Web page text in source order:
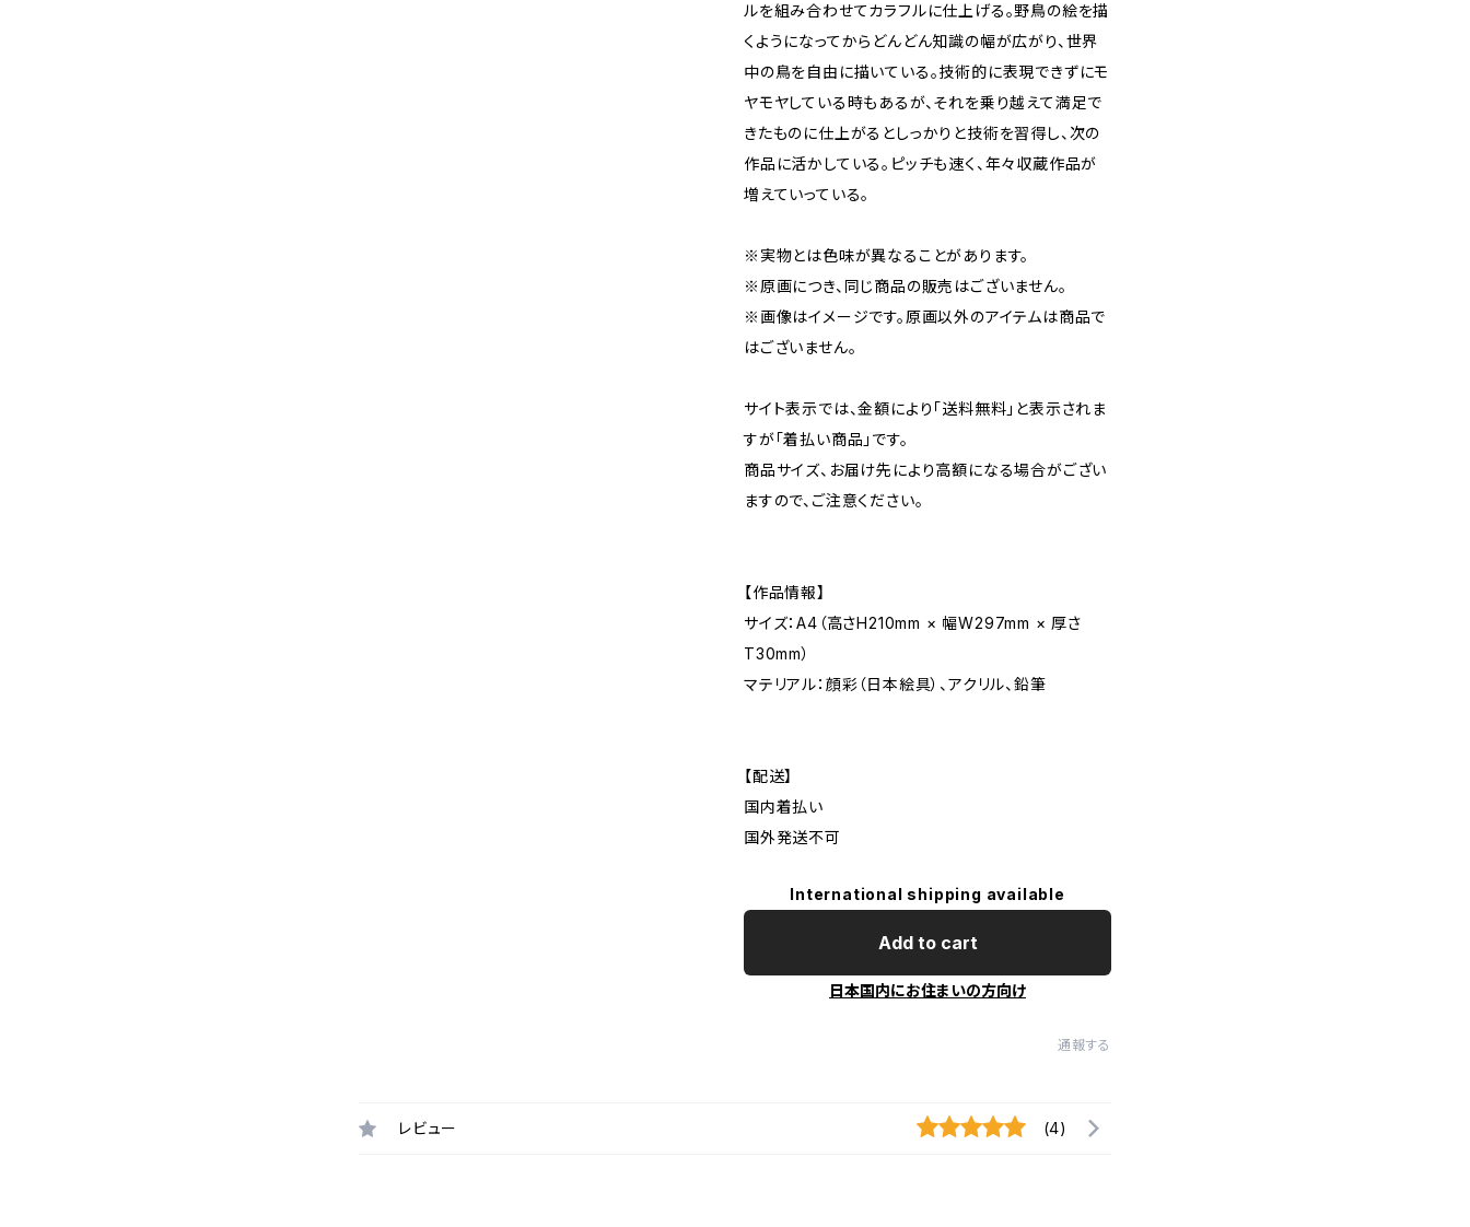
ルを組み合わせてカラフルに仕上げる。野鳥の絵を描
くようになってからどんどん知識の幅が広がり、世界
中の鳥を自由に描いている。技術的に表現できずにモ
ヤモヤしている時もあるが、それを乗り越えて満足で
きたものに仕上がるとしっかりと技術を習得し、次の
作品に活かしている。ピッチも速く、年々収蔵作品が
増えていっている。
※実物とは色味が異なることがあります。
※原画につき、同じ商品の販売はございません。
※画像はイメージです。原画以外のアイテムは商品で
はございません。
サイト表示では、金額により「送料無料」と表示されま
すが「着払い商品」です。
商品サイズ、お届け先により高額になる場合がござい
ますので、ご注意ください。
【作品情報】
サイズ：A4（高さH210mm × 幅W297mm × 厚さ
T30mm）
マテリアル：顔彩（日本絵具）、アクリル、鉛筆
【配送】
国内着払い
国外発送不可
International shipping available
Add to cart
日本国内にお住まいの方向け
通報する
レビュー (4)